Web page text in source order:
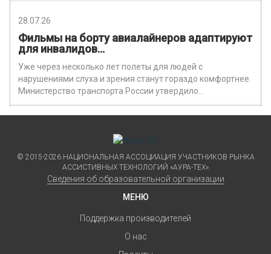
28.07.26
Фильмы на борту авиалайнеров адаптируют
для инвалидов…
Уже через несколько лет полеты для людей с
нарушениями слуха и зрения станут гораздо комфортнее.
Министерство транспорта России утвердило…
© 2015-2026 НАЦИОНАЛЬНАЯ АССОЦИАЦИЯ УЧАСТНИКОВ РЫНКА
АССИСТИВНЫХ ТЕХНОЛОГИЙ «АУРА-ТЕХ»
Сведения об образовательной организации
МЕНЮ
Поддержка производителей
О нас